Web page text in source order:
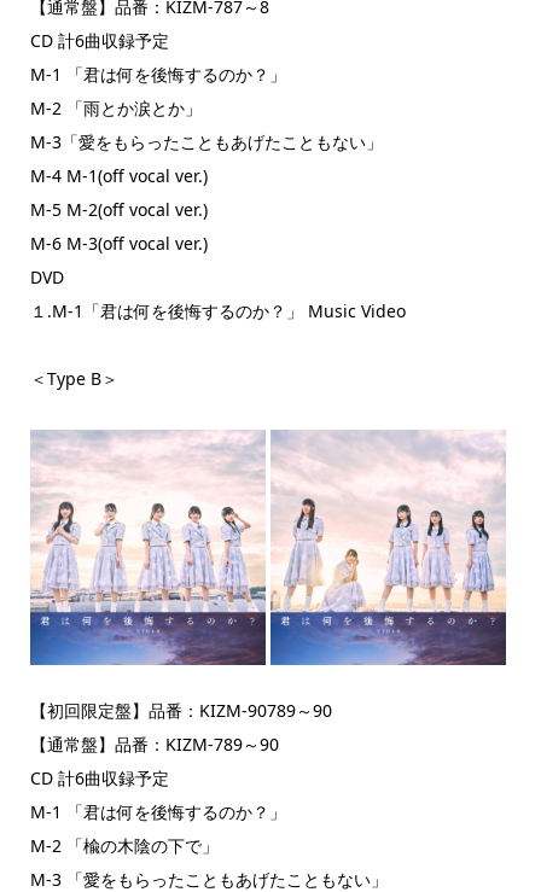
【通常盤】品番：KIZM-787～8
CD 計6曲収録予定
M-1 「君は何を後悔するのか？」
M-2 「雨とか涙とか」
M-3「愛をもらったこともあげたこともない」
M-4 M-1(off vocal ver.)
M-5 M-2(off vocal ver.)
M-6 M-3(off vocal ver.)
DVD
１.M-1「君は何を後悔するのか？」 Music Video
＜Type B＞
【初回限定盤】品番：KIZM-90789～90
【通常盤】品番：KIZM-789～90
CD 計6曲収録予定
M-1 「君は何を後悔するのか？」
M-2 「楡の木陰の下で」
M-3 「愛をもらったこともあげたこともない」